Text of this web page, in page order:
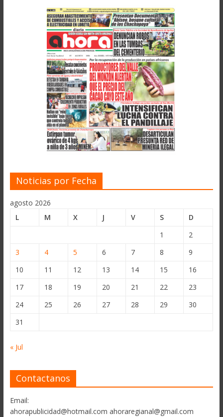
Noticias por Fecha
agosto 2026
L
M X J V S
D
1
2
3
4 5 6 7 8
9
10
11 12 13 14 15
16
17
18 19 20 21 22
23
24
25 26 27 28 29
30
31
« Jul
Contactanos
Email:
ahorapublicidad@hotmail.com ahoraregianal@gmail.com